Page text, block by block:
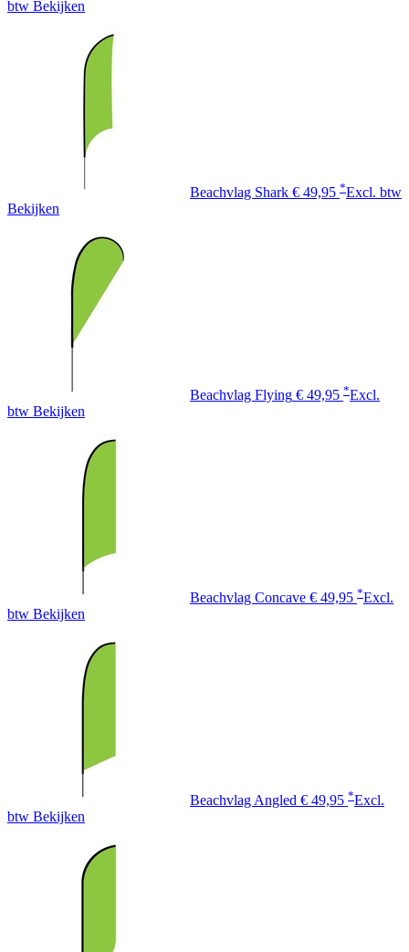
btw Bekijken
Beachvlag Shark € 49,95 *Excl. btw
Bekijken
Beachvlag Flying € 49,95 *Excl.
btw Bekijken
Beachvlag Concave € 49,95 *Excl.
btw Bekijken
Beachvlag Angled € 49,95 *Excl.
btw Bekijken